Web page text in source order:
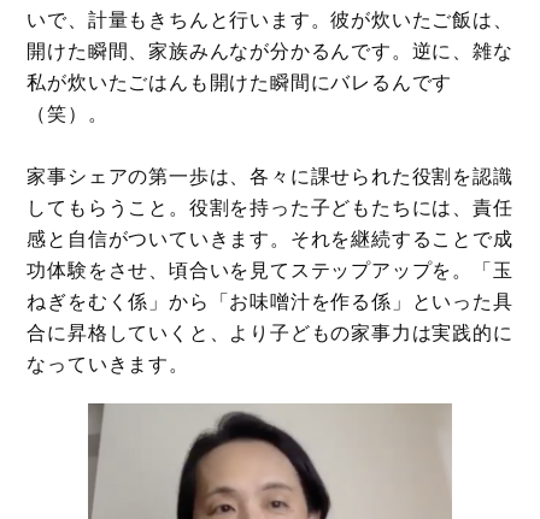
いで、計量もきちんと行います。彼が炊いたご飯は、
開けた瞬間、家族みんなが分かるんです。逆に、雑な
私が炊いたごはんも開けた瞬間にバレるんです
（笑）。
家事シェアの第一歩は、各々に課せられた役割を認識
してもらうこと。役割を持った子どもたちには、責任
感と自信がついていきます。それを継続することで成
功体験をさせ、頃合いを見てステップアップを。「玉
ねぎをむく係」から「お味噌汁を作る係」といった具
合に昇格していくと、より子どもの家事力は実践的に
なっていきます。